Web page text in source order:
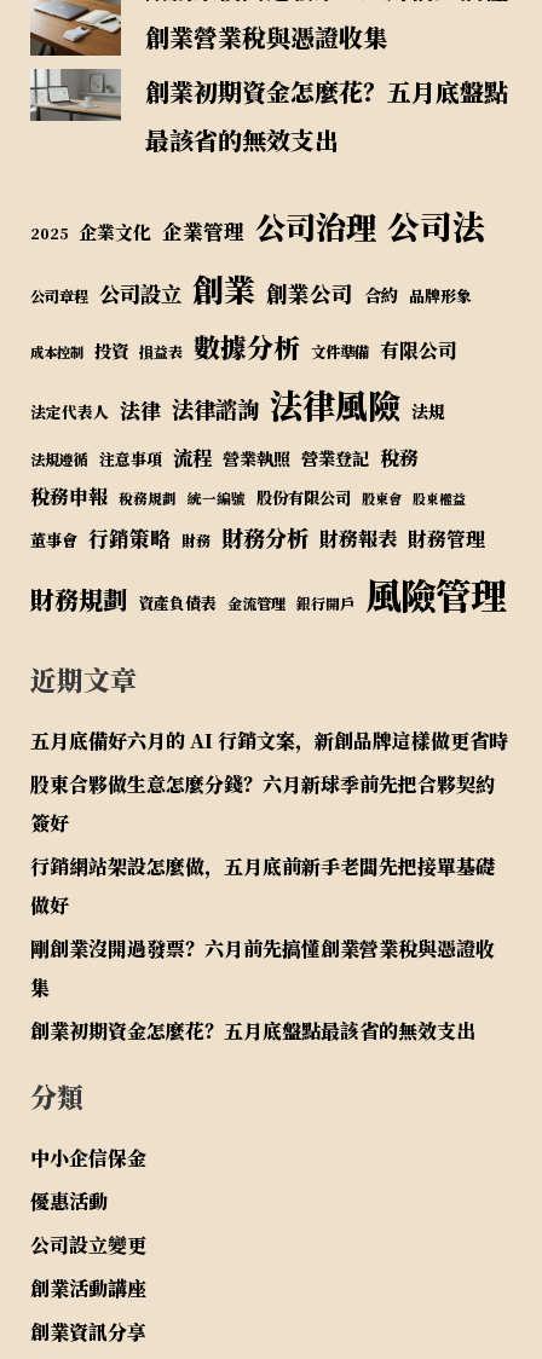
創業營業稅與憑證收集
創業初期資金怎麼花？五月底盤點
最該省的無效支出
2025 企業文化 企業管理 公司治理 公司法
公司章程 公司設立 創業 創業公司 合約 品牌形象
成本控制 投資 損益表 數據分析 文件準備 有限公司
法定代表人 法律 法律諮詢 法律風險 法規
法規遵循 注意事項 流程 營業執照 營業登記 稅務
稅務申報 稅務規劃 統一編號 股份有限公司 股東會 股東權益
董事會 行銷策略 財務 財務分析 財務報表 財務管理
財務規劃 資產負債表 金流管理 銀行開戶 風險管理
近期文章
五月底備好六月的 AI 行銷文案，新創品牌這樣做更省時
股東合夥做生意怎麼分錢？六月新球季前先把合夥契約
簽好
行銷網站架設怎麼做，五月底前新手老闆先把接單基礎
做好
剛創業沒開過發票？六月前先搞懂創業營業稅與憑證收
集
創業初期資金怎麼花？五月底盤點最該省的無效支出
分類
中小企信保金
優惠活動
公司設立變更
創業活動講座
創業資訊分享